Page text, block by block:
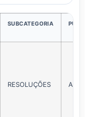
SUBCATEGORIA
RESOLUÇÕES Ano